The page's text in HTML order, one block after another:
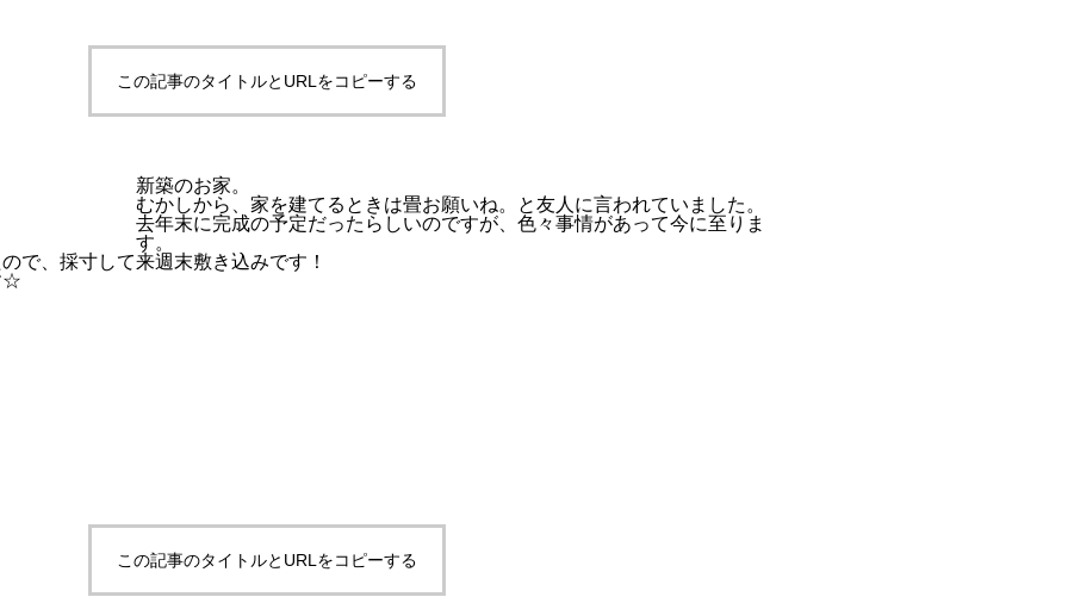
この記事のタイトルとURLをコピーする
新築のお家。
むかしから、家を建てるときは畳お願いね。と友人に言われていました。
去年末に完成の予定だったらしいのですが、色々事情があって今に至りま
す。
で、採寸して来週末敷き込みです！
☆
この記事のタイトルとURLをコピーする